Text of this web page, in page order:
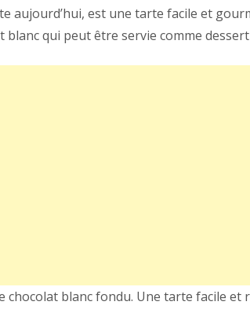
aujourd’hui, est une tarte facile et
qui peut être servie comme
chocolat blanc fondu. Une tarte facile et